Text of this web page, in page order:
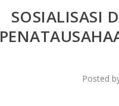
SOSIALISASI
Posted